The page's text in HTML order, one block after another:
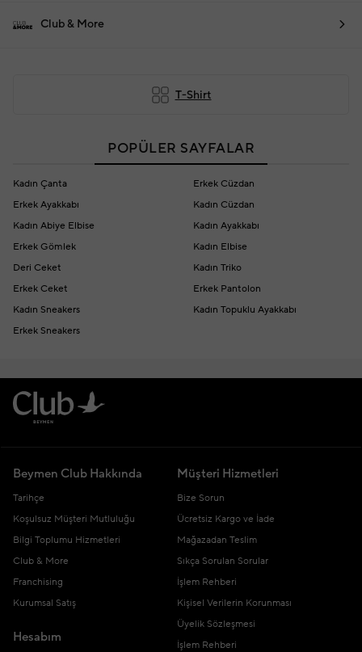
Club & More
T-Shirt
POPÜLER SAYFALAR
Kadın Çanta
Erkek Cüzdan
Erkek Ayakkabı
Kadın Cüzdan
Kadın Abiye Elbise
Kadın Ayakkabı
Erkek Gömlek
Kadın Elbise
Deri Ceket
Kadın Triko
Erkek Ceket
Erkek Pantolon
Kadın Sneakers
Kadın Topuklu Ayakkabı
Erkek Sneakers
Beymen Club Hakkında
Tarihçe
Koşulsuz Müşteri Mutluluğu
Bilgi Toplumu Hizmetleri
Club & More
Franchising
Kurumsal Satış
Hesabım
Müşteri Hizmetleri
Bize Sorun
Ücretsiz Kargo ve İade
Mağazadan Teslim
Sıkça Sorulan Sorular
İşlem Rehberi
Kişisel Verilerin Korunması
Üyelik Sözleşmesi
İşlem Rehberi